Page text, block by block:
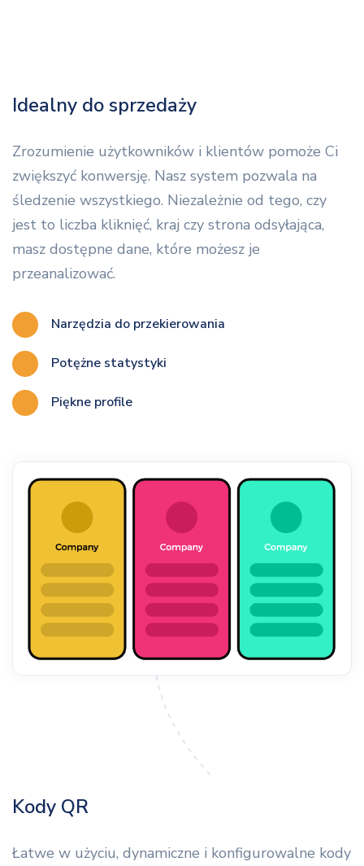
Idealny do sprzedaży
Zrozumienie użytkowników i klientów pomoże Ci
zwiększyć konwersję. Nasz system pozwala na
śledzenie wszystkiego. Niezależnie od tego, czy
jest to liczba kliknięć, kraj czy strona odsyłająca,
masz dostępne dane, które możesz je
przeanalizować.
Narzędzia do przekierowania
Potężne statystyki
Piękne profile
Kody QR
Łatwe w użyciu, dynamiczne i konfigurowalne kody